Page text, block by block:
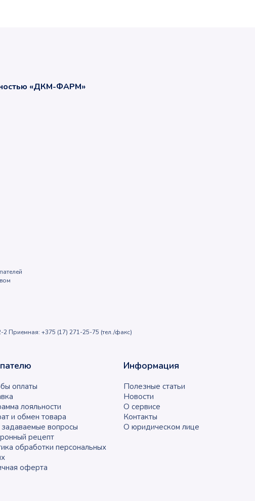
«ДКМ-ФАРМ»
2 Приемная: +375 (17) 271-25-75 (тел./факс)
оплаты
лояльности
и обмен товара
задаваемые вопросы
рецепт
обработки персональных
оферта
Информация
Полезные статьи
Новости
О сервисе
Контакты
О юридическом лице